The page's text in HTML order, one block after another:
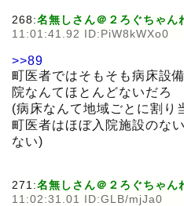
268:名無しさん＠２ろぐちゃん
11:01:41.92 ID:PiW8kWXo0
>>89
町医者ではそもそも病床設
院なんてほとんどないだろ
(病床なんて地域ごとに割り
町医者はほぼ入院施設のな
ない)
271:名無しさん＠２ろぐちゃん
11:02:31.01 ID:GLB/mjJa0